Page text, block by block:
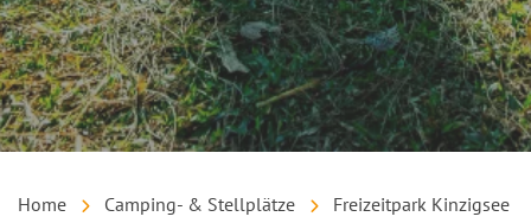
Home Camping- & Stellplätze Freizeitpark Kinzigsee